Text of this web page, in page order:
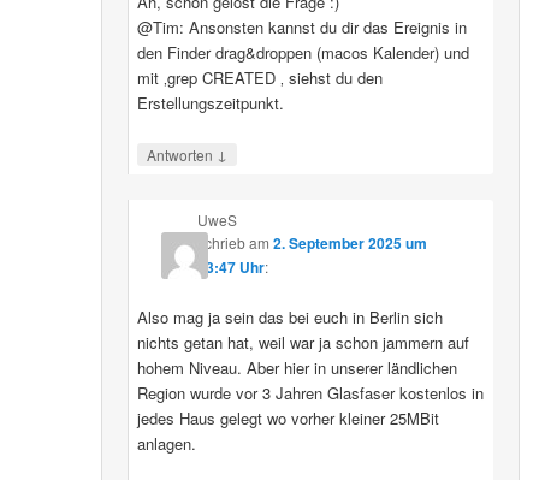
@Tim: Ansonsten kannst du dir das Ereignis in
den Finder drag&droppen (macos Kalender) und
mit ‚grep CREATED ‚ siehst du den
Erstellungszeitpunkt.
Antworten ↓
UweS
schriebam 2. September 2025 um
13:47 Uhr:
Also mag ja sein das bei euch in Berlin sich
nichts getan hat, weil war ja schon jammern auf
hohem Niveau. Aber hier in unserer ländlichen
Region wurde vor 3 Jahren Glasfaser kostenlos in
jedes Haus gelegt wo vorher kleiner 25MBit
anlagen.